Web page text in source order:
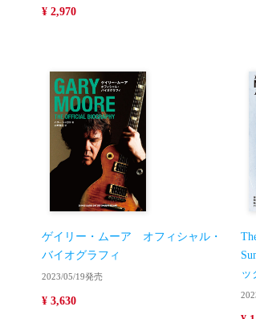
¥ 2,970
ゲイリー・ムーア オフィシャル・
バイオグラフィ
2023/05/19発売
¥ 3,630
ッ